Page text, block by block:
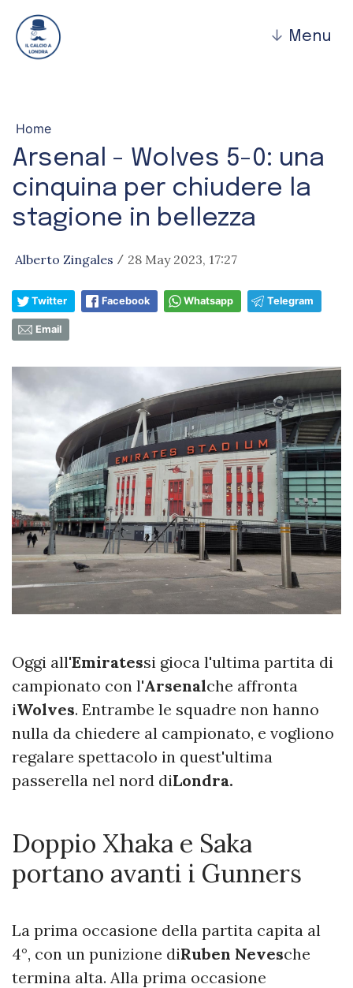
↓ Menu
Home
Arsenal - Wolves 5-0: una
cinquina per chiudere la
stagione in bellezza
Alberto Zingales / 28 May 2023, 17:27
Twitter Facebook Whatsapp Telegram
Email
Oggi all'Emiratessi gioca l'ultima partita di
campionato con l'Arsenalche affronta
iWolves. Entrambe le squadre non hanno
nulla da chiedere al campionato, e vogliono
regalare spettacolo in quest'ultima
passerella nel nord diLondra.
Doppio Xhaka e Saka
portano avanti i Gunners
La prima occasione della partita capita al
4°, con un punizione diRuben Nevesche
termina alta. Alla prima occasione